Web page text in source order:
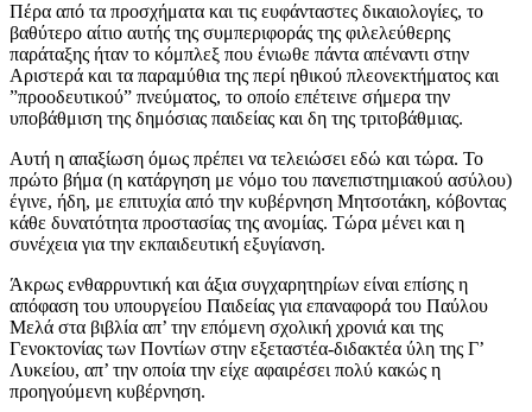
Πέρα από τα προσχήματα και τις ευφάνταστες δικαιολογίες, το
βαθύτερο αίτιο αυτής της συμπεριφοράς της φιλελεύθερης
παράταξης ήταν το κόμπλεξ που ένιωθε πάντα απέναντι στην
Αριστερά και τα παραμύθια της περί ηθικού πλεονεκτήματος και
”προοδευτικού” πνεύματος, το οποίο επέτεινε σήμερα την
υποβάθμιση της δημόσιας παιδείας και δη της τριτοβάθμιας.
Αυτή η απαξίωση όμως πρέπει να τελειώσει εδώ και τώρα. Το
πρώτο βήμα (η κατάργηση με νόμο του πανεπιστημιακού ασύλου)
έγινε, ήδη, με επιτυχία από την κυβέρνηση Μητσοτάκη, κόβοντας
κάθε δυνατότητα προστασίας της ανομίας. Τώρα μένει και η
συνέχεια για την εκπαιδευτική εξυγίανση.
Άκρως ενθαρρυντική και άξια συγχαρητηρίων είναι επίσης η
απόφαση του υπουργείου Παιδείας για επαναφορά του Παύλου
Μελά στα βιβλία απ’ την επόμενη σχολική χρονιά και της
Γενοκτονίας των Ποντίων στην εξεταστέα-διδακτέα ύλη της Γ’
Λυκείου, απ’ την οποία την είχε αφαιρέσει πολύ κακώς η
προηγούμενη κυβέρνηση.